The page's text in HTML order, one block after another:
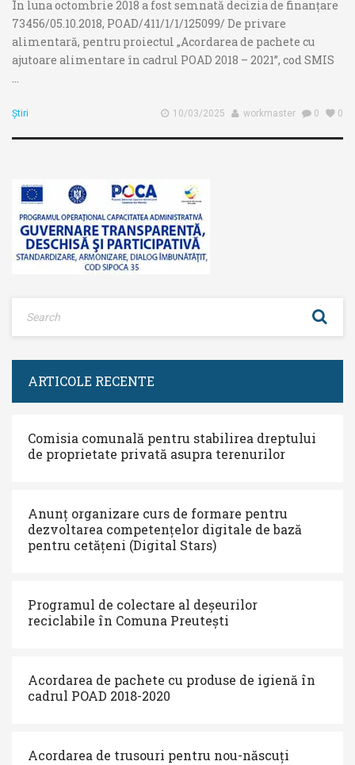
În luna octombrie 2018 a fost semnată decizia de finanțare
73456/05.10.2018, POAD/411/1/1/125099/ De privare
alimentară, pentru proiectul „Acordarea de pachete cu
ajutoare alimentare în cadrul POAD 2018 – 2021”, cod SMIS
...
Știri 10/03/2025 workmaster 0 0
ARTICOLE RECENTE
Comisia comunală pentru stabilirea dreptului
de proprietate privată asupra terenurilor
Anunț organizare curs de formare pentru
dezvoltarea competențelor digitale de bază
pentru cetățeni (Digital Stars)
Programul de colectare al deșeurilor
reciclabile în Comuna Preutești
Acordarea de pachete cu produse de igienă în
cadrul POAD 2018-2020
Acordarea de trusouri pentru nou-născuți